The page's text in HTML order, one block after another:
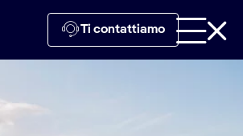
Ti contattiamo